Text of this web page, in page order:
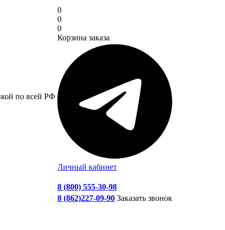
по всей РФ
0
0
0
Корзина заказа
Личный кабинет
8 (800) 555-30-98
8 (862)227-09-90 Заказать звонок